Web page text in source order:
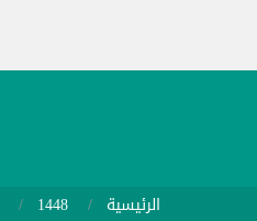
الرئيسية 1448